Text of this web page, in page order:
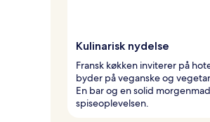
Kulinarisk nydelse
Fransk køkken inviterer på
byder på veganske og
En bar og en solid
spiseoplevelsen.